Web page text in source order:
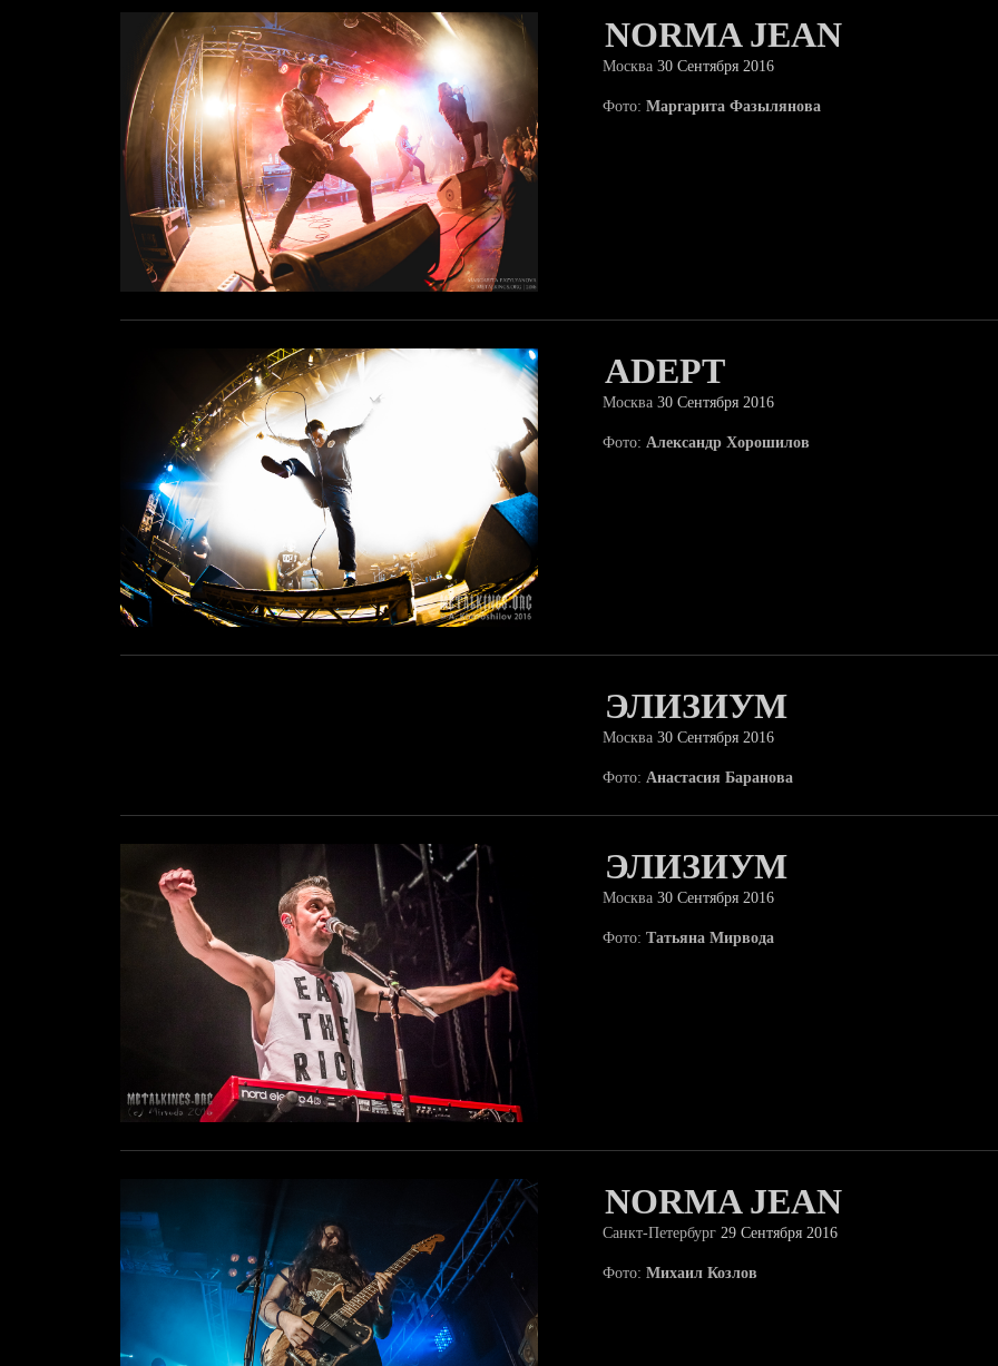
NORMA JEAN
Москва 30 Сентября 2016
Фото: Маргарита Фазылянова
ADEPT
Москва 30 Сентября 2016
Фото: Александр Хорошилов
ЭЛИЗИУМ
Москва 30 Сентября 2016
Фото: Анастасия Баранова
ЭЛИЗИУМ
Москва 30 Сентября 2016
Фото: Татьяна Мирвода
NORMA JEAN
Санкт-Петербург 29 Сентября 2016
Фото: Михаил Козлов